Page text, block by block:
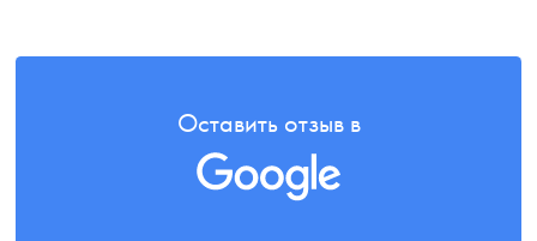
Оставить отзыв в